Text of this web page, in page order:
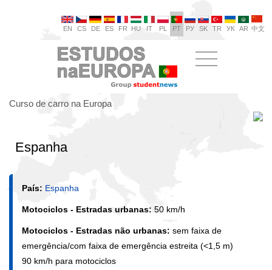
EN CS DE ES FR HU IT PL PT РУ SK TR УК AR 中文
Curso de carro na Europa
Espanha
País: Espanha
Motociclos - Estradas urbanas: 50 km/h
Motociclos - Estradas não urbanas: sem faixa de
emergência/com faixa de emergência estreita (<1,5 m)
90 km/h para motociclos